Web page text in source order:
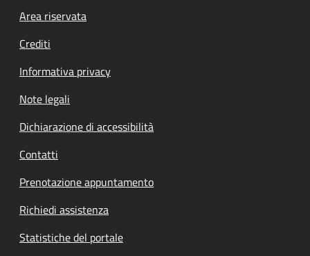
Footer menu
Area riservata
Crediti
Informativa privacy
Note legali
Dichiarazione di accessibilità
Contatti
Prenotazione appuntamento
Richiedi assistenza
Statistiche del portale